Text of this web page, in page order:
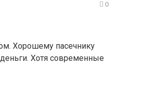
0
Хорошему пасечнику
Хотя современные